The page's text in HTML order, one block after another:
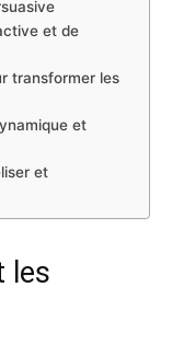
et de
transformer les
et
et
les